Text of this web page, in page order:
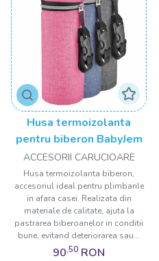
Husa termoizolanta
pentru biberon BabyJem
ACCESORII CARUCIOARE
Husa termoizolanta biberon,
accesoriul ideal pentru plimbarile
in afara casei. Realizata din
materiale de calitate, ajuta la
pastrarea biberoanelor in conditii
bune, evitand deteriorarea sau...
90,50 RON